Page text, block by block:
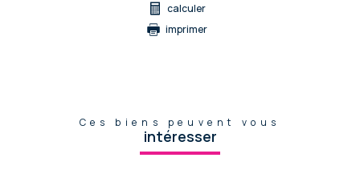
calculer
imprimer
Ces biens peuvent vous
intéresser